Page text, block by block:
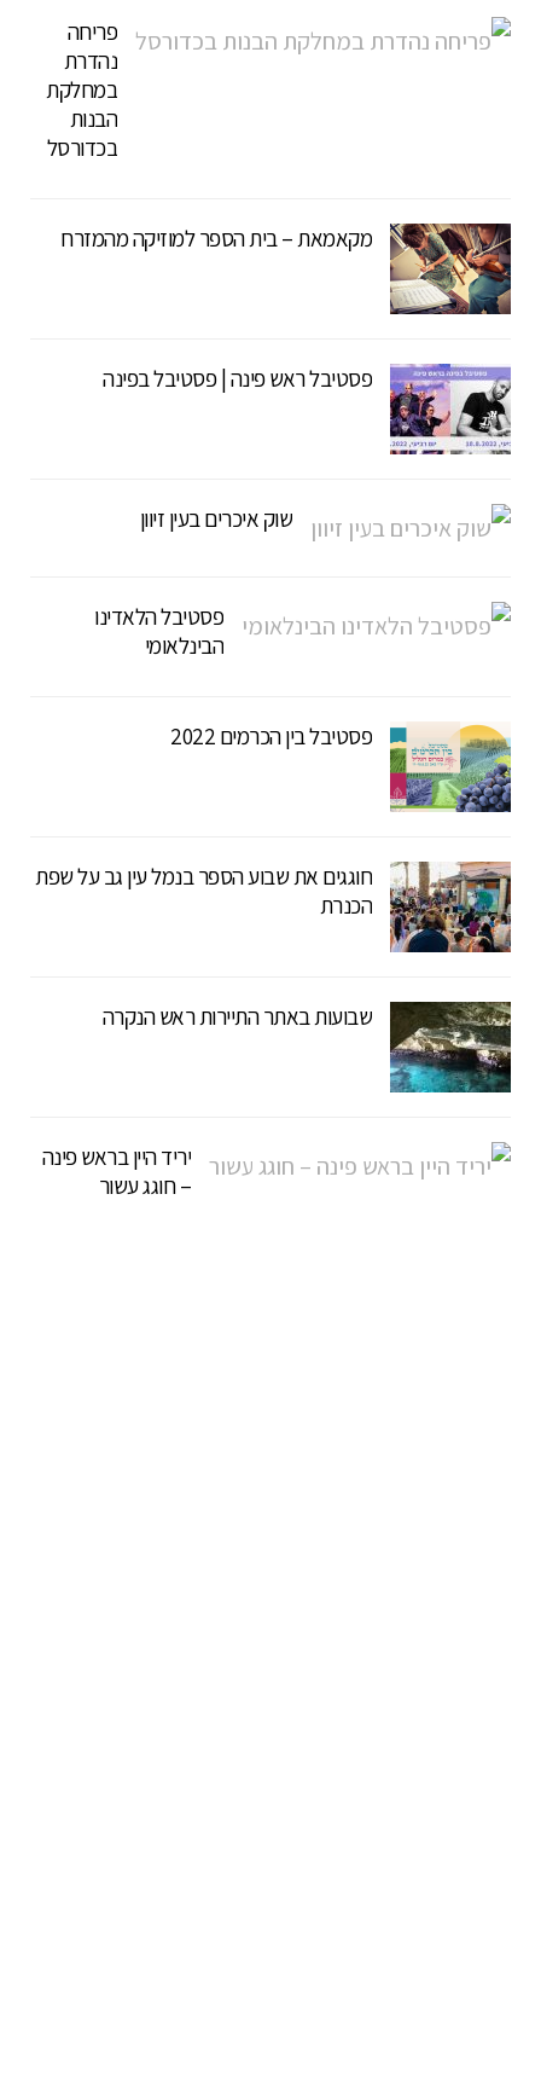
פריחה
נהדרת
במחלקת
הבנות
בכדורסל
מקאמאת – בית הספר למוזיקה מהמזרח
פסטיבל ראש פינה | פסטיבל בפינה
שוק איכרים בעין זיוון
פסטיבל הלאדינו
הבינלאומי
פסטיבל בין הכרמים 2022
חוגגים את שבוע הספר בנמל עין גב על שפת
הכנרת
שבועות באתר התיירות ראש הנקרה
יריד היין בראש פינה
– חוגג עשור